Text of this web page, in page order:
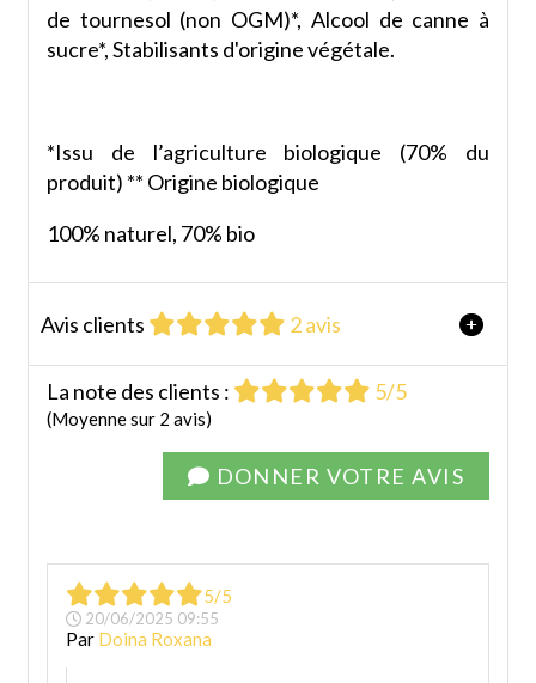
de tournesol (non OGM)*, Alcool de canne à
sucre*, Stabilisants d'origine végétale.
*Issu de l’agriculture biologique (70% du
produit) ** Origine biologique
100% naturel, 70% bio
Avis clients 2 avis
La note des clients : 5/5
Moyenne sur 2 avis
DONNER VOTRE AVIS
5/5
20/06/2025 09:55
Par Doina Roxana